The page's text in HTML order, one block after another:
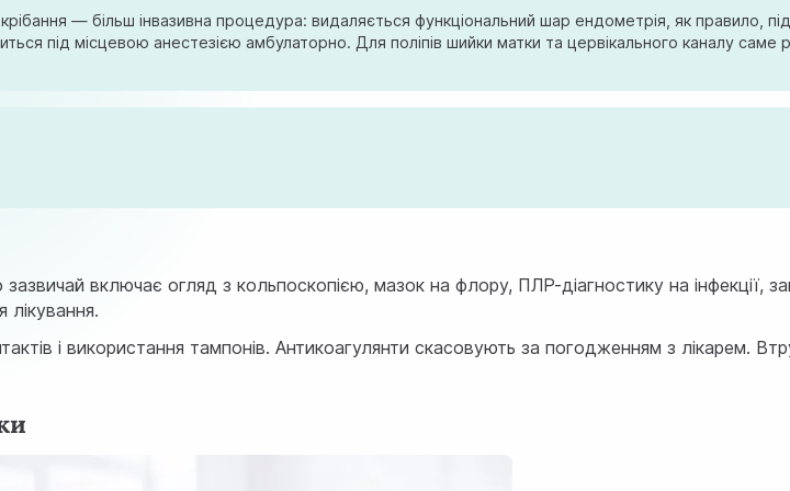
— більш інвазивна процедура: видаляється функціональний шар ендометрія, як правило,
під місцевою анестезією амбулаторно. Для поліпів шийки матки та цервікального каналу
включає огляд зкольпоскопією, мазок на флору, ПЛР-діагностику на інфекції,
лікування.
і використання тампонів. Антикоагулянти скасовують за погодженням з лікарем.